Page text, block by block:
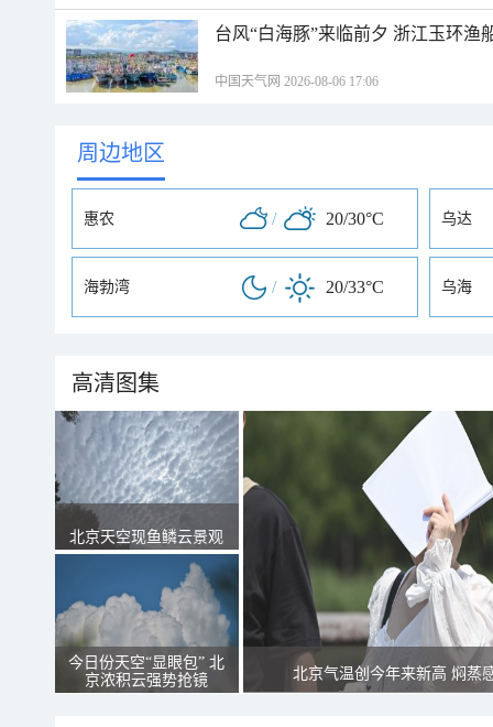
台风“白海豚”来临前夕 浙江玉环渔
中国天气网 2026-08-06 17:06
周边地区
惠农 / 20/30°C 乌达
海勃湾 / 20/33°C 乌海
高清图集
北京天空现鱼鳞云景观
今日份天空“显眼包” 北
京浓积云强势抢镜
北京气温创今年来新高 焖蒸